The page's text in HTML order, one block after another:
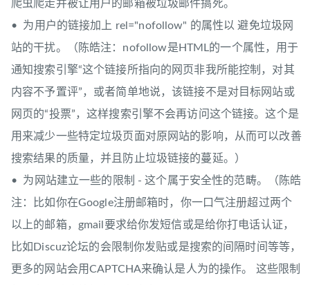
爬虫爬走并被让用户的邮箱被垃圾邮件搞死。
• 为用户的链接加上 rel="nofollow" 的属性以 避免垃圾网
站的干扰。（陈皓注：nofollow是HTML的一个属性，用于
通知搜索引擎“这个链接所指向的网页非我所能控制，对其
内容不予置评”，或者简单地说，该链接不是对目标网站或
网页的“投票”，这样搜索引擎不会再访问这个链接。这个是
用来减少一些特定垃圾页面对原网站的影响，从而可以改善
搜索结果的质量，并且防止垃圾链接的蔓延。）
• 为网站建立一些的限制 - 这个属于安全性的范畴。（陈皓
注：比如你在Google注册邮箱时，你一口气注册超过两个
以上的邮箱，gmail要求给你发短信或是给你打电话认证，
比如Discuz论坛的会限制你发贴或是搜索的间隔时间等等，
更多的网站会用CAPTCHA来确认是人为的操作。 这些限制